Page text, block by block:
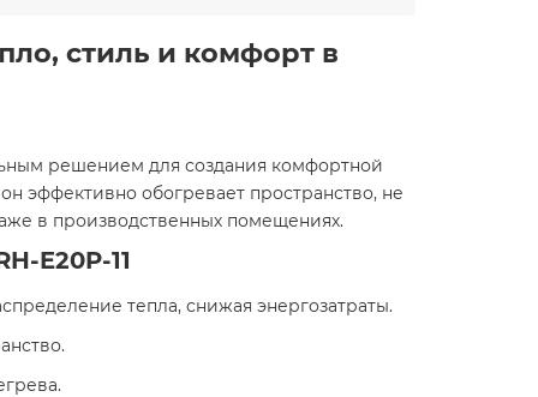
стиль и комфорт в
решением для создания комфортной
эффективно обогревает пространство, не
в производственных помещениях.
E20P-11
тепла, снижая энергозатраты.